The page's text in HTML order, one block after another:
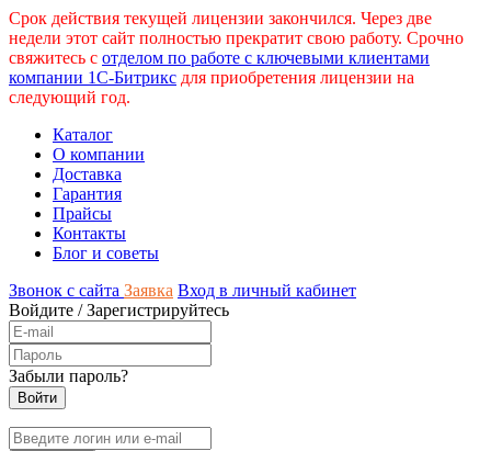
Срок действия текущей лицензии закончился. Через две
недели этот сайт полностью прекратит свою работу. Срочно
свяжитесь с отделом по работе с ключевыми клиентами
компании 1С-Битрикс для приобретения лицензии на
следующий год.
Каталог
О компании
Доставка
Гарантия
Прайсы
Контакты
Блог и советы
Звонок с сайта Заявка Вход в личный кабинет
Войдите /Зарегистрируйтесь
Забыли пароль?